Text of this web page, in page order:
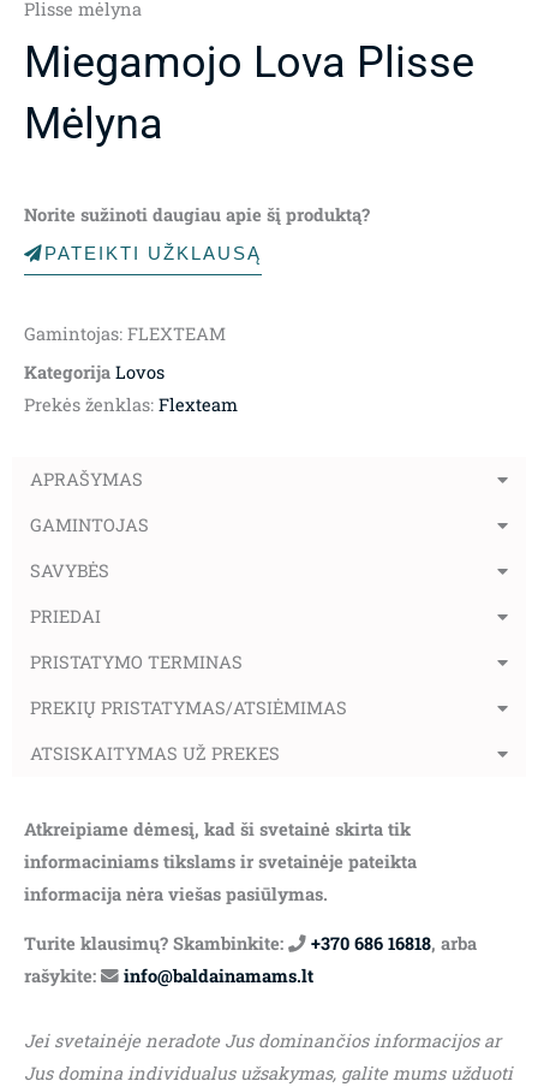
Plisse mėlyna
Miegamojo Lova Plisse
Mėlyna
Norite sužinoti daugiau apie šį produktą?
PATEIKTI UŽKLAUSĄ
Gamintojas: FLEXTEAM
Kategorija Lovos
Prekės ženklas: Flexteam
APRAŠYMAS
GAMINTOJAS
SAVYBĖS
PRIEDAI
PRISTATYMO TERMINAS
PREKIŲ PRISTATYMAS/ATSIĖMIMAS
ATSISKAITYMAS UŽ PREKES
Atkreipiame dėmesį, kad ši svetainė skirta tik
informaciniams tikslams ir svetainėje pateikta
informacija nėra viešas pasiūlymas.
Turite klausimų? Skambinkite: +370 686 16818, arba
rašykite:
info@baldainamams.lt
Jei svetainėje neradote Jus dominančios informacijos ar
Jus domina individualus užsakymas, galite mums užduoti